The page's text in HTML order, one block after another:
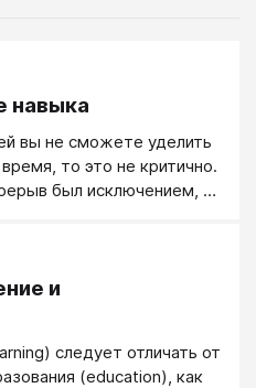
навыка
вы не сможете уделить
то это не критично.
был исключением, а
перерывы или
сильно отбрасывает
освоения навыка.
и
следует отличать от
(education), как